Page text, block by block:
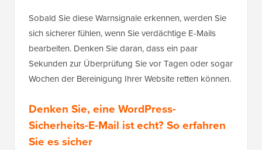
Sobald Sie diese Warnsignale erkennen, werden Sie
sich sicherer fühlen, wenn Sie verdächtige E-Mails
bearbeiten. Denken Sie daran, dass ein paar
Sekunden zur Überprüfung Sie vor Tagen oder sogar
Wochen der Bereinigung Ihrer Website retten können.
Denken Sie, eine WordPress-
Sicherheits-E-Mail ist echt? So erfahren
Sie es sicher